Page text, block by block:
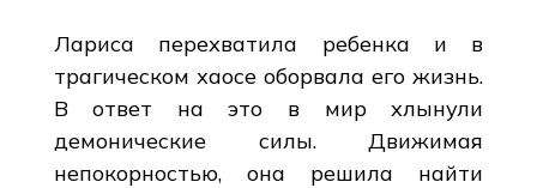
Лариса перехватила ребенка и в
трагическом хаосе оборвала его жизнь.
В ответ на это в мир хлынули
демонические силы. Движимая
непокорностью, она решила найти